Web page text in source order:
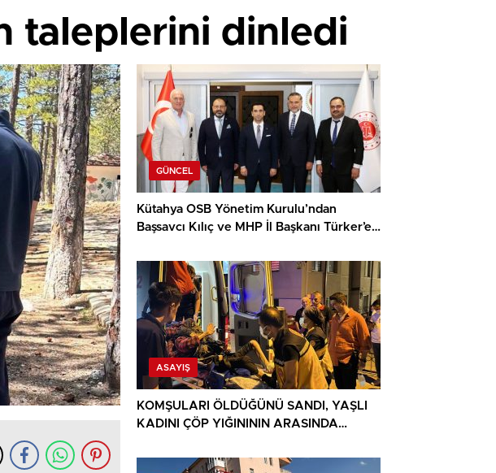
taleplerini dinledi
GÜNCEL
Kütahya OSB Yönetim Kurulu’ndan
Başsavcı Kılıç ve MHP İl Başkanı Türker’e
ASAYIŞ
KOMŞULARI ÖLDÜĞÜNÜ SANDI, YAŞLI
KADINI ÇÖP YIĞINININ ARASINDA